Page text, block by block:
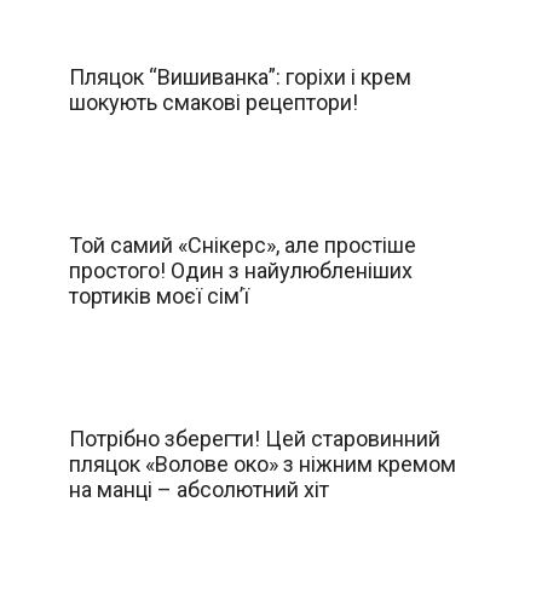
Пляцок “Вишиванка”: горіхи і крем
шокують смакові рецептори!
Той самий «Снікерс», але простіше
простого! Один з найулюбленіших
тортиків моєї сім’ї
Потрібно зберегти! Цей старовинний
пляцок «Волове око» з ніжним кремом
на манці – абсолютний хіт